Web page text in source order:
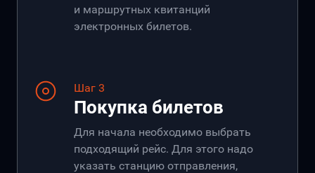
и маршрутных квитанций
электронных билетов.
Шаг 3
Покупка билетов
Для начала необходимо выбрать
подходящий рейс. Для этого надо
указать станцию отправления,